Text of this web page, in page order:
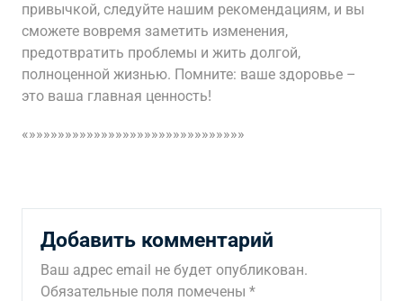
привычкой, следуйте нашим рекомендациям, и вы
сможете вовремя заметить изменения,
предотвратить проблемы и жить долгой,
полноценной жизнью. Помните: ваше здоровье –
это ваша главная ценность!
«»»»»»»»»»»»»»»»»»»»»»»»»»»»»»»
Добавить комментарий
Ваш адрес email не будет опубликован.
Обязательные поля помечены *